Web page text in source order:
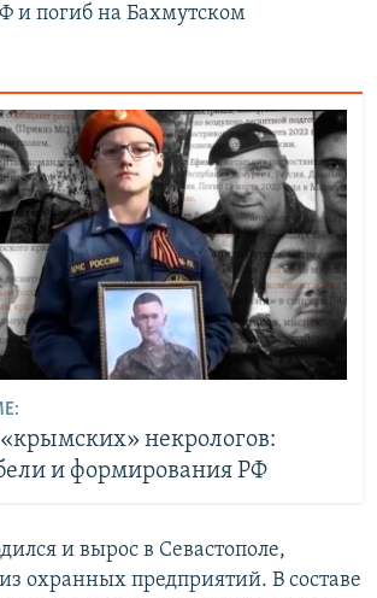
и погиб на Бахмутском
некрологов:
и формирования РФ
и вырос в Севастополе,
охранных предприятий. В составе